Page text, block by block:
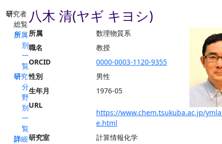
研究者
総覧
所属
別
一
覧
研究
分
野
別
一
覧
詳細
八木 清(ヤギ キヨシ)
所属
数理物質系
職名
教授
ORCID
0000-0003-1120-9355
性別
男性
生年月
1976-05
URL
https://www.chem.tsukuba.ac.jp/
e.html
研究室
計算情報化学